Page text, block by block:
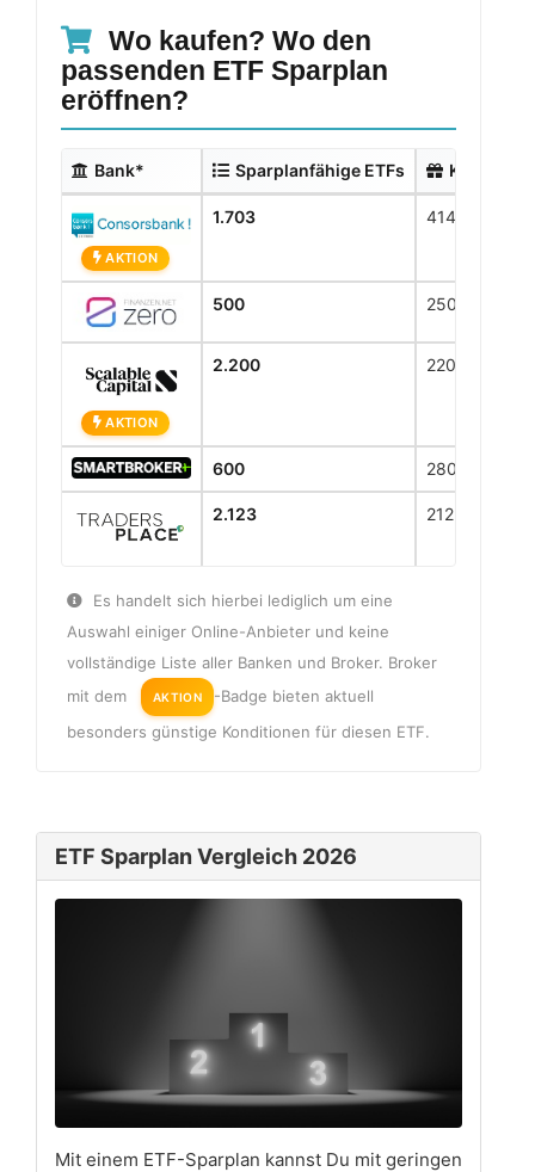
Wo kaufen? Wo den
passenden ETF Sparplan
eröffnen?
Bank* Sparplanfähige ETFs
AKTION
1.703 414
500 250
AKTION
2.200 2200
600 280
2.123 2123
Es handelt sich hierbei lediglich um eine
Auswahl einiger Online-Anbieter und keine
vollständige Liste aller Banken und Broker. Broker
mit dem
AKTION
-Badge bieten aktuell
besonders günstige Konditionen für diesen ETF.
ETF Sparplan Vergleich 2026
Mit einem ETF-Sparplan kannst Du mit geringen